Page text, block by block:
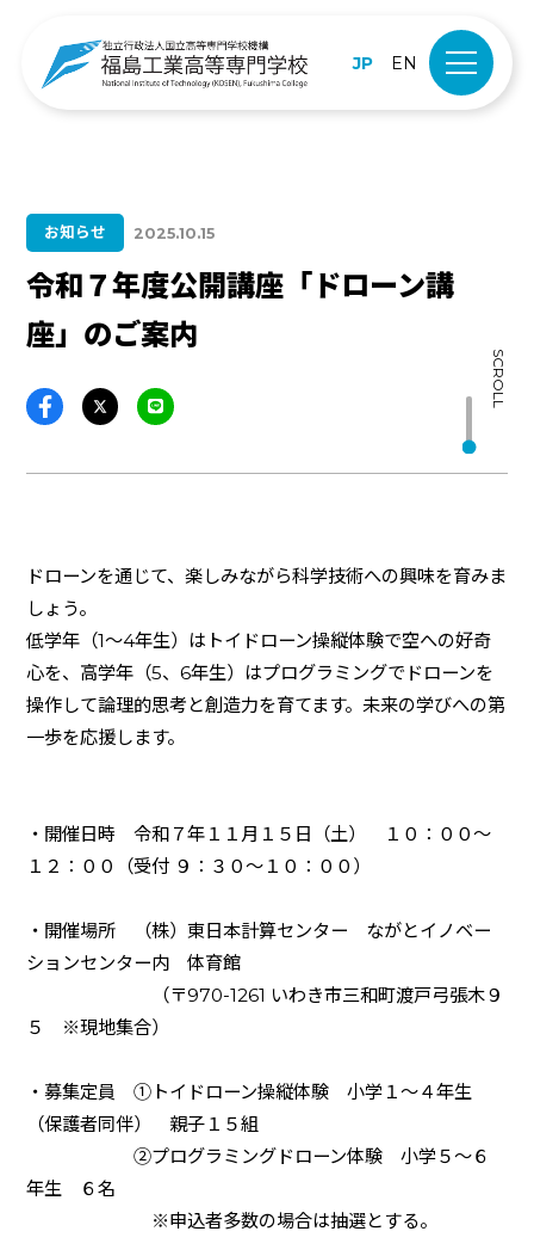
JP EN
お知らせ 2025.10.15
令和７年度公開講座「ドローン講
座」のご案内
SCROLL
ドローンを通じて、楽しみながら科学技術への興味を育みま
しょう。
低学年（1～4年生）はトイドローン操縦体験で空への好奇
心を、高学年（5、6年生）はプログラミングでドローンを
操作して論理的思考と創造力を育てます。未来の学びへの第
一歩を応援します。
・開催日時 令和７年１１月１５日（土） １０：００～
１２：００（受付 ９：３０～１０：００）
・開催場所 （株）東日本計算センター ながとイノベー
ションセンター内 体育館
（〒970-1261 いわき市三和町渡戸弓張木９
５ ※現地集合）
・募集定員 ①トイドローン操縦体験 小学１～４年生
（保護者同伴） 親子１５組
②プログラミングドローン体験 小学５～６
年生 ６名
※申込者多数の場合は抽選とする。